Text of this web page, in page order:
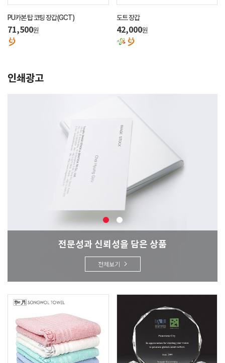
PU카본 탑 코팅 장갑(GCT)
71,500원
도트 장갑
42,000원
인쇄광고
전문성과 신뢰성을 담은 상품
전체보기